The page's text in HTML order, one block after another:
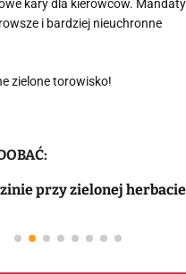
kary dla kierowców.
i bardziej nieuchronne
zielone torowisko!
przy zielonej herbacie